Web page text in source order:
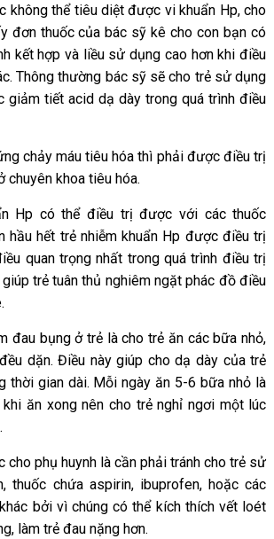
không thể tiêu diệt được vi khuẩn Hp, cho
đơn thuốc của bác sỹ kê cho con bạn có
kết hợp và liều sử dụng cao hơn khi điều
Thông thường bác sỹ sẽ cho trẻ sử dụng
giảm tiết acid dạ dày trong quá trình điều
chảy máu tiêu hóa thì phải được điều trị
chuyên khoa tiêu hóa.
Hp có thể điều trị được với các thuốc
hầu hết trẻ nhiễm khuẩn Hp được điều trị
quan trọng nhất trong quá trình điều trị
trẻ tuân thủ nghiêm ngặt phác đồ điều
đau bụng ở trẻ là cho trẻ ăn các bữa nhỏ,
dặn. Điều này giúp cho dạ dày của trẻ
thời gian dài. Mỗi ngày ăn 5-6 bữa nhỏ là
khi ăn xong nên cho trẻ nghỉ ngơi một lúc
cho phụ huynh là cần phải tránh cho trẻ sử
thuốc chứa aspirin, ibuprofen, hoặc các
bởi vì chúng có thể kích thích vết loét
làm trẻ đau nặng hơn.